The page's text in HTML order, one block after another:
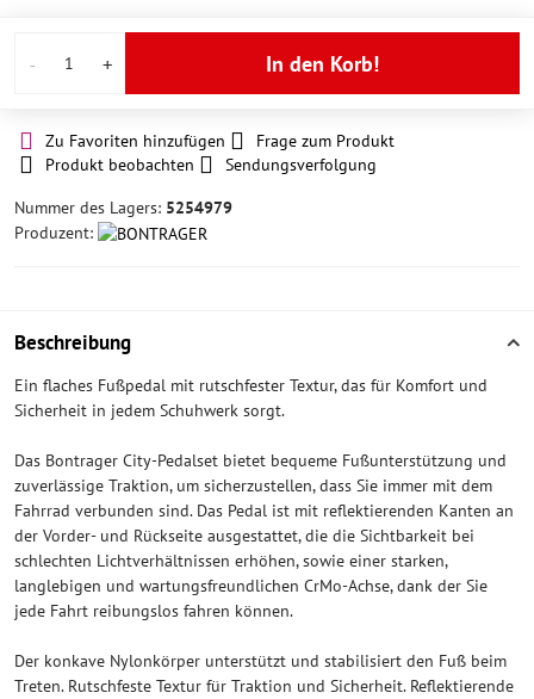
In den Korb!
Zu Favoriten hinzufügen
Frage zum Produkt
Produkt beobachten
Sendungsverfolgung
Nummer des Lagers: 5254979
Produzent:
Beschreibung
Ein flaches Fußpedal mit rutschfester Textur, das für Komfort und
Sicherheit in jedem Schuhwerk sorgt.
Das Bontrager City-Pedalset bietet bequeme Fußunterstützung und
zuverlässige Traktion, um sicherzustellen, dass Sie immer mit dem
Fahrrad verbunden sind. Das Pedal ist mit reflektierenden Kanten an
der Vorder- und Rückseite ausgestattet, die die Sichtbarkeit bei
schlechten Lichtverhältnissen erhöhen, sowie einer starken,
langlebigen und wartungsfreundlichen CrMo-Achse, dank der Sie
jede Fahrt reibungslos fahren können.
Der konkave Nylonkörper unterstützt und stabilisiert den Fuß beim
Treten. Rutschfeste Textur für Traktion und Sicherheit. Reflektierende